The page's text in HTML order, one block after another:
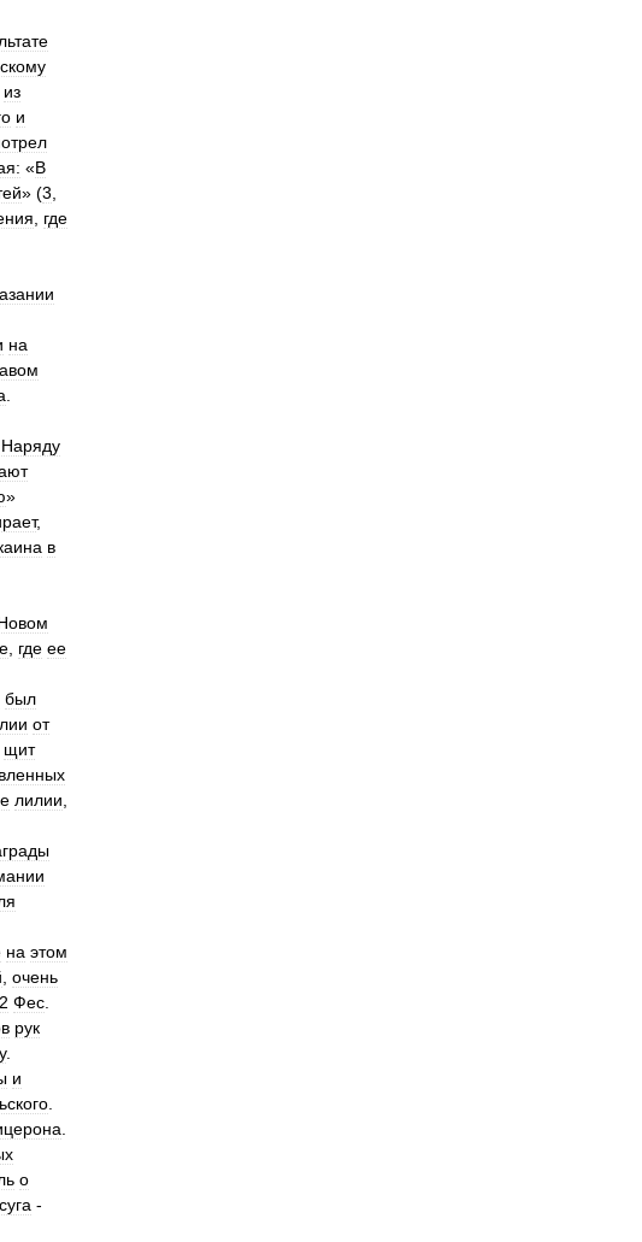
из
и
«В
» (3
где
на
Наряду
»
,
в
где ее
был
от
щит
лилии
на этом
очень
2 Фес
рук
у.
и
о
-